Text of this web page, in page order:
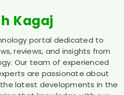
Kagaj
portal dedicated to
reviews, and insights from
Our team of experienced
are passionate about
latest developments in the